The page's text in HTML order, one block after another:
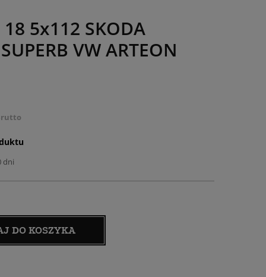
5x112 SKODA
VW ARTEON
dni
DO KOSZYKA